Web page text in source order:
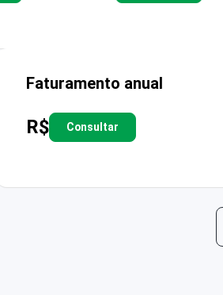
Faturamento anual
R$ Consultar